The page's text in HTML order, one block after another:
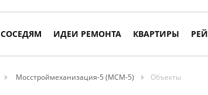
СОСЕДЯМ ИДЕИ РЕМОНТА КВАРТИРЫ
Мосстроймеханизация-5 (МСМ-5) Объекты